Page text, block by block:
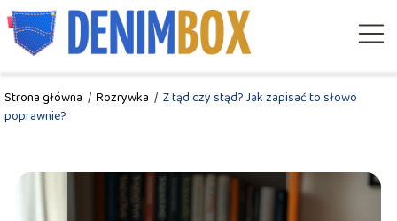
Strona główna / Rozrywka / Z tąd czy stąd? Jak zapisać to słowo
poprawnie?